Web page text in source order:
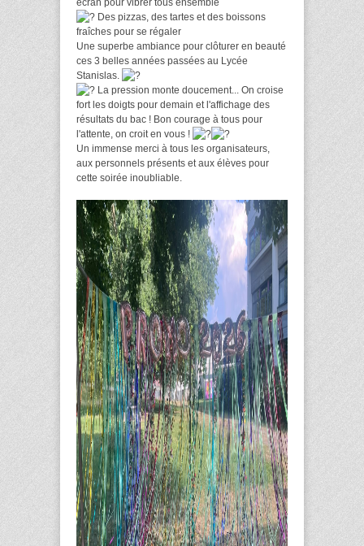
écran pour vibrer tous ensemble
Des pizzas, des tartes et des boissons
fraîches pour se régaler
Une superbe ambiance pour clôturer en beauté
ces 3 belles années passées au Lycée
Stanislas.
La pression monte doucement... On croise
fort les doigts pour demain et l'affichage des
résultats du bac ! Bon courage à tous pour
l'attente, on croit en vous !
Un immense merci à tous les organisateurs,
aux personnels présents et aux élèves pour
cette soirée inoubliable.